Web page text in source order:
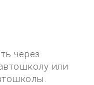
через
или